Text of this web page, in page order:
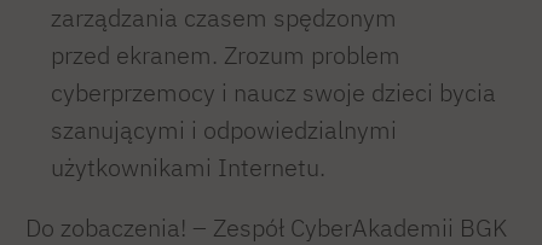
zarządzania czasem spędzonym
przed ekranem. Zrozum problem
cyberprzemocy i naucz swoje dzieci bycia
szanującymi i odpowiedzialnymi
użytkownikami Internetu.
Do zobaczenia! – Zespół CyberAkademii BGK